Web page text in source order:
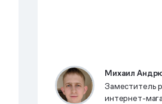
Михаил
Заместитель
интернет-